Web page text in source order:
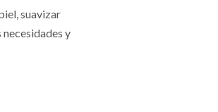
suavizar
y